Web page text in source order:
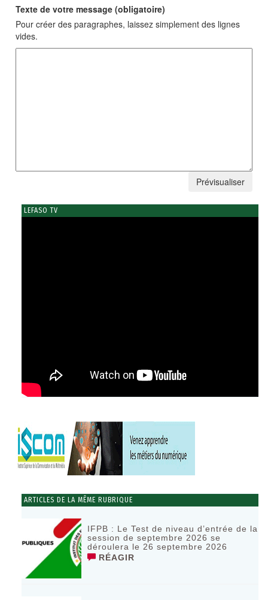
Texte de votre message (obligatoire)
Pour créer des paragraphes, laissez simplement des lignes
vides.
LEFASO TV
ARTICLES DE LA MÊME RUBRIQUE
IFPB : Le Test de niveau d’entrée de la
session de septembre 2026 se
déroulera le 26 septembre 2026
RÉAGIR